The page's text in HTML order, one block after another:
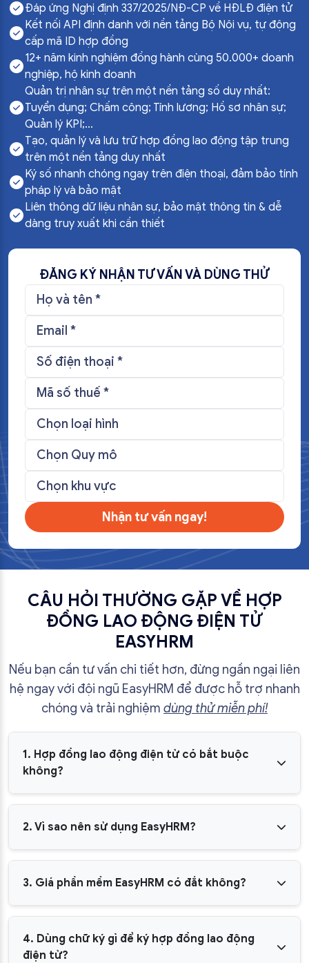
Đáp ứng Nghị định 337/2025/NĐ-CP về HĐLĐ điện tử
Kết nối API định danh với nền tảng Bộ Nội vụ, tự động
cấp mã ID hợp đồng
12+ năm kinh nghiệm đồng hành cùng 50.000+ doanh
nghiệp, hộ kinh doanh
Quản trị nhân sự trên một nền tảng số duy nhất:
Tuyển dụng; Chấm công; Tính lương; Hồ sơ nhân sự;
Quản lý KPI;...
Tạo, quản lý và lưu trữ hợp đồng lao động tập trung
trên một nền tảng duy nhất
Ký số nhanh chóng ngay trên điện thoại, đảm bảo tính
pháp lý và bảo mật
Liên thông dữ liệu nhân sự, bảo mật thông tin & dễ
dàng truy xuất khi cần thiết
ĐĂNG KÝ NHẬN TƯ VẤN VÀ DÙNG THỬ
Nhận tư vấn ngay!
CÂU HỎI THƯỜNG GẶP VỀ HỢP
ĐỒNG LAO ĐỘNG ĐIỆN TỬ
EASYHRM
Nếu bạn cần tư vấn chi tiết hơn, đừng ngần ngại liên
hệ ngay với đội ngũ EasyHRM để được hỗ trợ nhanh
chóng và trải nghiệm dùng thử miễn phí!
1. Hợp đồng lao động điện tử có bắt buộc
không?
2. Vì sao nên sử dụng EasyHRM?
3. Giá phần mềm EasyHRM có đắt không?
4. Dùng chữ ký gì để ký hợp đồng lao động
điện tử?